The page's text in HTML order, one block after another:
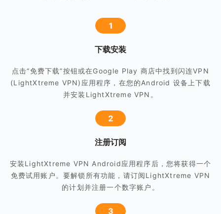
1
下载安装
点击“免费下载”按钮或在Google Play 商店中找到闪连VPN
(LightXtreme VPN)应用程序，在您的Android 设备上下载
并安装LightXtreme VPN。
2
注册订阅
安装LightXtreme VPN Android应用程序后，您将获得一个
免费试用账户。要解锁所有功能，请订阅LightXtreme VPN
的计划并注册一个数字账户。
3